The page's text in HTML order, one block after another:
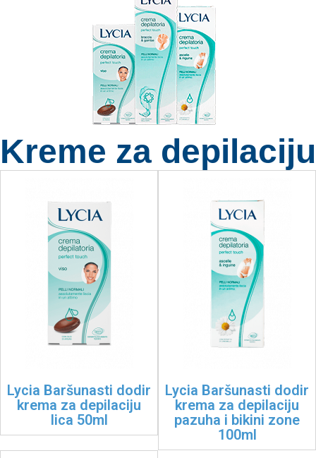
Kreme za depilaciju
Lycia Baršunasti dodir
krema za depilaciju
lica 50ml
Lycia Baršunasti dodir
krema za depilaciju
pazuha i bikini zone
100ml